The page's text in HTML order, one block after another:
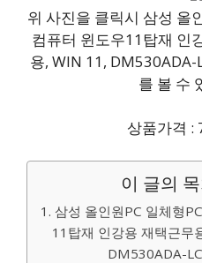
위 사진을 클릭시 삼성 올
컴퓨터 윈도우11탑재 인
용, WIN 11, DM530ADA-
를 볼 수
상품가격 :
이 글의
1. 삼성 올인원PC 일체형
11탑재 인강용 재택근무
DM530ADA-